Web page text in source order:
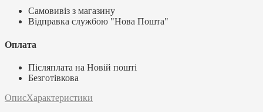
Самовивіз з магазину
Відправка службою "Нова Пошта"
Оплата
Післяплата на Новій пошті
Безготівкова
ОписХарактеристики